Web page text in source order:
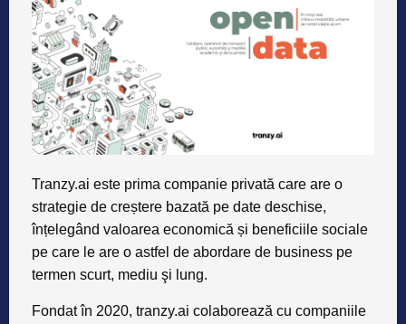
Tranzy.ai este prima companie privată care are o
strategie de creștere bazată pe date deschise,
înțelegând valoarea economică și beneficiile sociale
pe care le are o astfel de abordare de business pe
termen scurt, mediu şi lung.
Fondat în 2020, tranzy.ai colaboreazӑ cu companiile